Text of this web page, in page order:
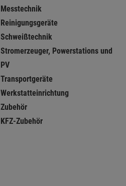
Messtechnik
Reinigungsgeräte
Schweißtechnik
Stromerzeuger, Powerstations und
PV
Transportgeräte
Werkstatteinrichtung
Zubehör
KFZ-Zubehör